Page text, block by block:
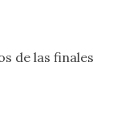
de las finales